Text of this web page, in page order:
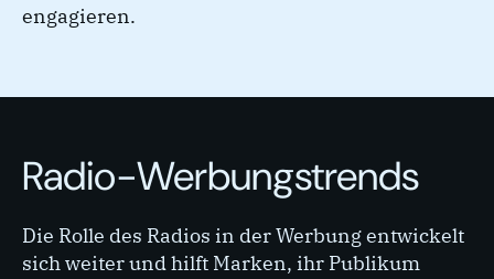
engagieren.
Radio-Werbungstrends
Die Rolle des Radios in der Werbung entwickelt
sich weiter und hilft Marken, ihr Publikum